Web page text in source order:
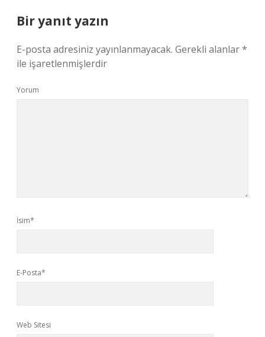
Bir yanıt yazın
E-posta adresiniz yayınlanmayacak. Gerekli alanlar*
ile işaretlenmişlerdir
Yorum
İsim*
E-Posta*
Web Sitesi